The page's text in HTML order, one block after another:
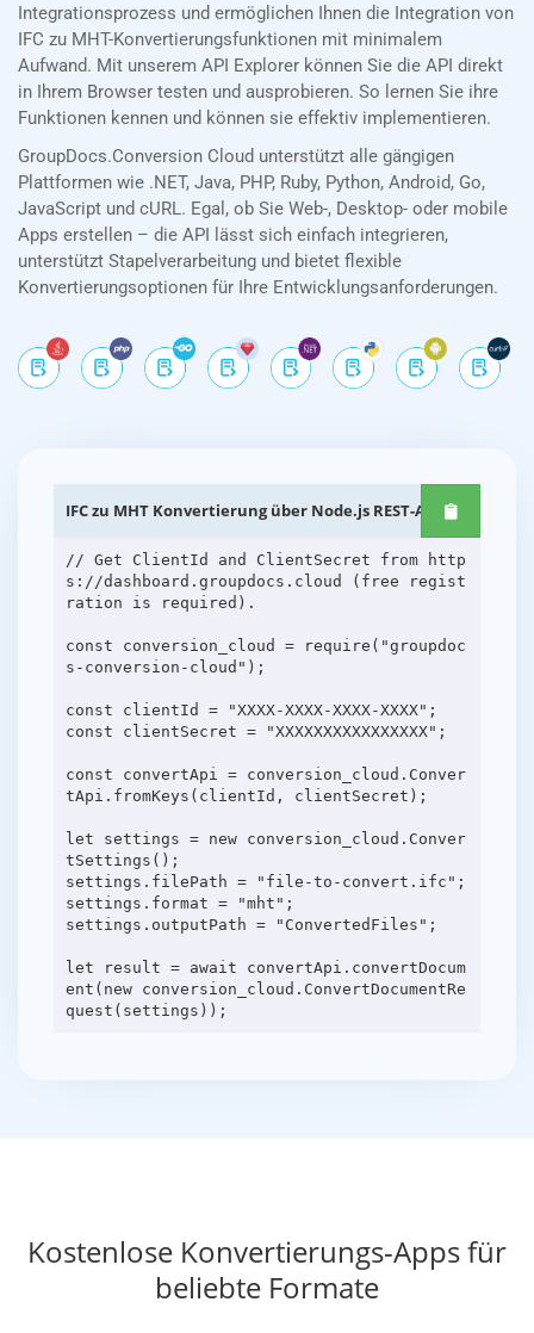
Integrationsprozess und ermöglichen Ihnen die Integration von
IFC zu MHT-Konvertierungsfunktionen mit minimalem
Aufwand. Mit unserem API Explorer können Sie die API direkt
in Ihrem Browser testen und ausprobieren. So lernen Sie ihre
Funktionen kennen und können sie effektiv implementieren.
GroupDocs.Conversion Cloud unterstützt alle gängigen
Plattformen wie .NET, Java, PHP, Ruby, Python, Android, Go,
JavaScript und cURL. Egal, ob Sie Web-, Desktop- oder mobile
Apps erstellen – die API lässt sich einfach integrieren,
unterstützt Stapelverarbeitung und bietet flexible
Konvertierungsoptionen für Ihre Entwicklungsanforderungen.
IFC zu MHT Konvertierung über Node.js REST-APIs
// Get ClientId and ClientSecret from http
s://dashboard.groupdocs.cloud (free regist
ration is required).
const conversion_cloud = require("groupdoc
s-conversion-cloud");
const clientId = "XXXX-XXXX-XXXX-XXXX";
const clientSecret = "XXXXXXXXXXXXXXXX";
const convertApi = conversion_cloud.Conver
tApi.fromKeys(clientId, clientSecret);
let settings = new conversion_cloud.Conver
tSettings();
settings.filePath = "file-to-convert.ifc";
settings.format = "mht";
settings.outputPath = "ConvertedFiles";
let result = await convertApi.convertDocum
ent(new conversion_cloud.ConvertDocumentRe
Kostenlose Konvertierungs-Apps für
beliebte Formate